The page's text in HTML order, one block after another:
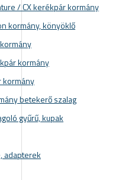
/ CX kerékpár kormány
kormány, könyöklő
kormány
kormány
betekerő szalag
gyűrű, kupak
adapterek